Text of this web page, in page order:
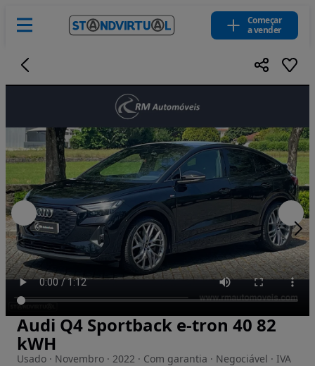
Começar
a vender
Imagem 1 de 34
Audi Q4 Sportback e-tron 40 82
kWH
Usado · Novembro · 2022 · Com garantia · Negociável · IVA